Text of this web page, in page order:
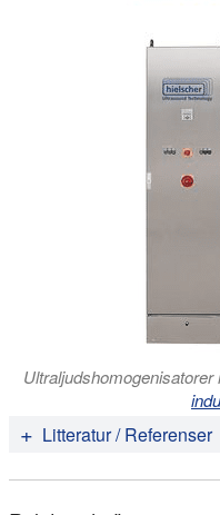
Litteratur / Referenser